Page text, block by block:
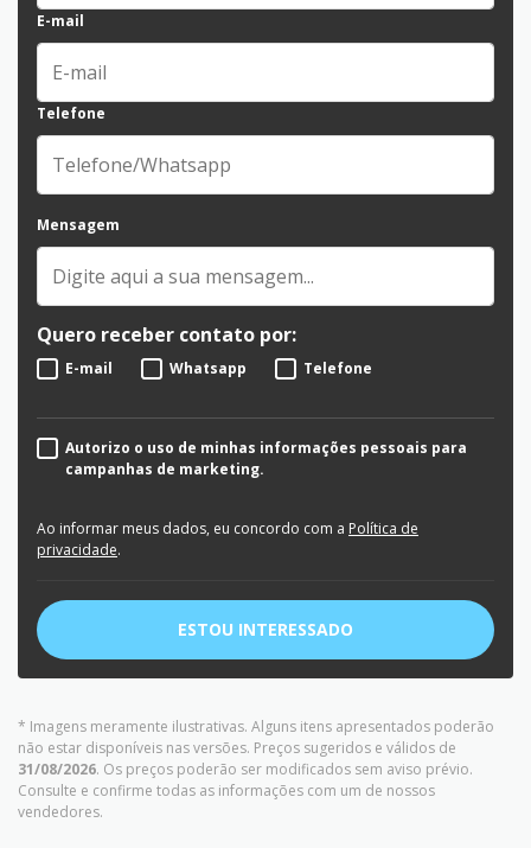
E-mail
Telefone
Mensagem
Quero receber contato por:
E-mail Whatsapp Telefone
Autorizo o uso de minhas informações pessoais para
campanhas de marketing.
Ao informar meus dados, eu concordo com a Política de
privacidade.
ESTOU INTERESSADO
* Imagens meramente ilustrativas. Alguns itens apresentados poderão
não estar disponíveis nas versões. Preços sugeridos e válidos de
31/08/2026. Os preços poderão ser modificados sem aviso prévio.
Consulte e confirme todas as informações com um de nossos
vendedores.